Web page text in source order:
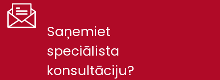
Saņemiet
speciālista
konsultāciju?